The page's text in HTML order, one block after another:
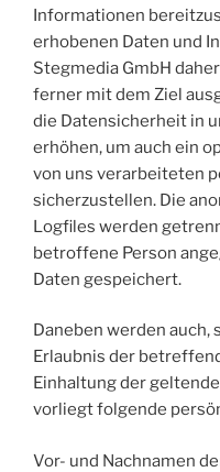
Informationen
erhobenen Daten und
Stegmedia GmbH
ferner mit dem Ziel
die Datensicherheit in
erhöhen, um auch ein
von uns verarbeiteten
sicherzustellen. Die
Logfiles werden
betroffene Person
Daten gespeichert.
Daneben werden
Erlaubnis der
Einhaltung der
vorliegt folgende
Vor- und Nachnamen